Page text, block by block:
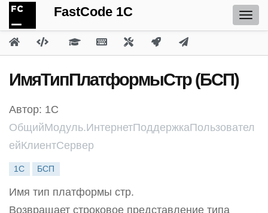
FastCode 1C
ИмяТипПлатформыСтр (БСП)
Автор: 1С
ОбщийМодуль.ИнтернетПоддержкаПользовател
ейКлиентСервер
1С БСП
Имя тип платформы стр.
Возвращает строковое представление типа